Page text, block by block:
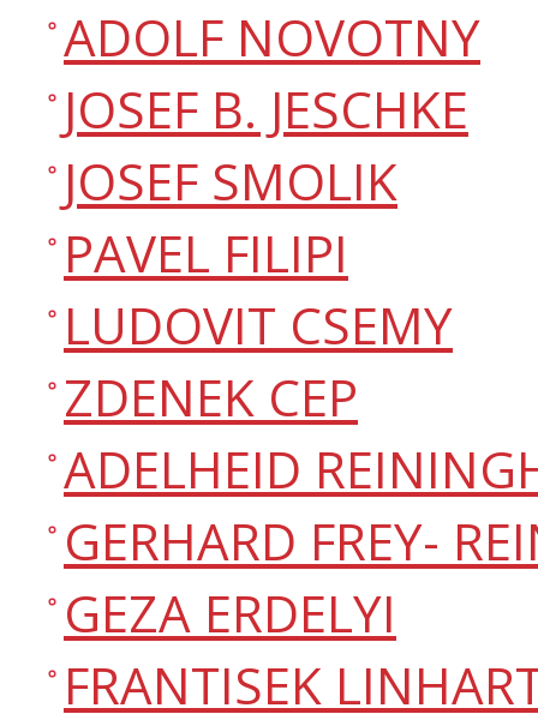
ADOLF NOVOTNY
JOSEF B. JESCHKE
JOSEF SMOLIK
PAVEL FILIPI
LUDOVIT CSEMY
ZDENEK CEP
ADELHEID
GERHARD FREY-
GEZA ERDELYI
FRANTISEK